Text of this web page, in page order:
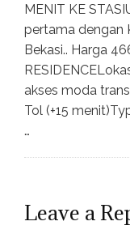
MENIT KE
pertama dengan
Bekasi.. Harga
akses moda
Tol (+15
…
Leave a